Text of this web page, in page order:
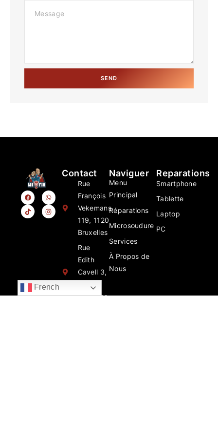
SEND
Contact
Rue
François
Vekemans
119, 1120
Bruxelles
Rue
Edith
Cavell 3,
Bruxelles
Naviguer
Menu
Principal
Réparations
Microsoudure
Services
À Propos de
Nous
Reparations
Smartphone
Tablette
Laptop
PC
French